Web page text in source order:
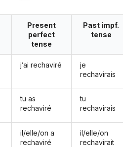
Present
perfect
tense
j’ai rechaviré
tu as
rechaviré
il/elle/on a
rechaviré
Past impf.
tense
je
rechavirais
tu
rechavirais
il/elle/on
rechavirait